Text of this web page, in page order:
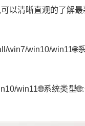
以清晰直观的了解
win10/win11🌐
win11🌐系统类型